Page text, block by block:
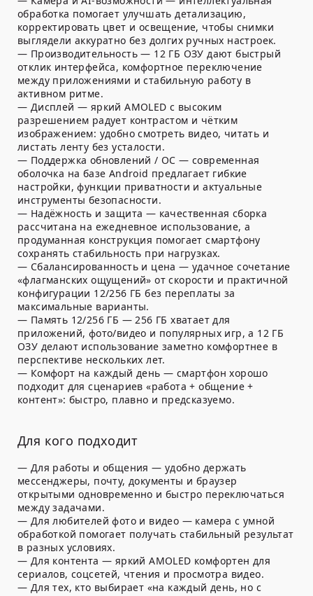
обработка помогает улучшать детализацию,
корректировать цвет и освещение, чтобы снимки
выглядели аккуратно без долгих ручных настроек.
— Производительность — 12 ГБ ОЗУ дают быстрый
отклик интерфейса, комфортное переключение
между приложениями и стабильную работу в
активном ритме.
— Дисплей — яркий AMOLED с высоким
разрешением радует контрастом и чётким
изображением: удобно смотреть видео, читать и
листать ленту без усталости.
— Поддержка обновлений / ОС — современная
оболочка на базе Android предлагает гибкие
настройки, функции приватности и актуальные
инструменты безопасности.
— Надёжность и защита — качественная сборка
рассчитана на ежедневное использование, а
продуманная конструкция помогает смартфону
сохранять стабильность при нагрузках.
— Сбалансированность и цена — удачное сочетание
«флагманских ощущений» от скорости и практичной
конфигурации 12/256 ГБ без переплаты за
максимальные варианты.
— Память 12/256 ГБ — 256 ГБ хватает для
приложений, фото/видео и популярных игр, а 12 ГБ
ОЗУ делают использование заметно комфортнее в
перспективе нескольких лет.
— Комфорт на каждый день — смартфон хорошо
подходит для сценариев «работа + общение +
контент»: быстро, плавно и предсказуемо.
Для кого подходит
— Для работы и общения — удобно держать
мессенджеры, почту, документы и браузер
открытыми одновременно и быстро переключаться
между задачами.
— Для любителей фото и видео — камера с умной
обработкой помогает получать стабильный результат
в разных условиях.
— Для контента — яркий AMOLED комфортен для
сериалов, соцсетей, чтения и просмотра видео.
— Для тех, кто выбирает «на каждый день, но с